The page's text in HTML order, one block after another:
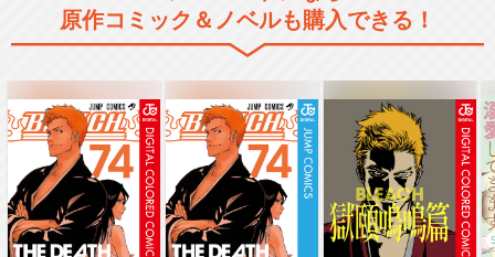
原作コミック＆ノベルも購入できる！